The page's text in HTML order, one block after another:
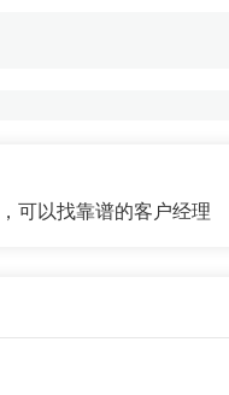
你的要求也不算高么，
可以找靠谱的客户经理